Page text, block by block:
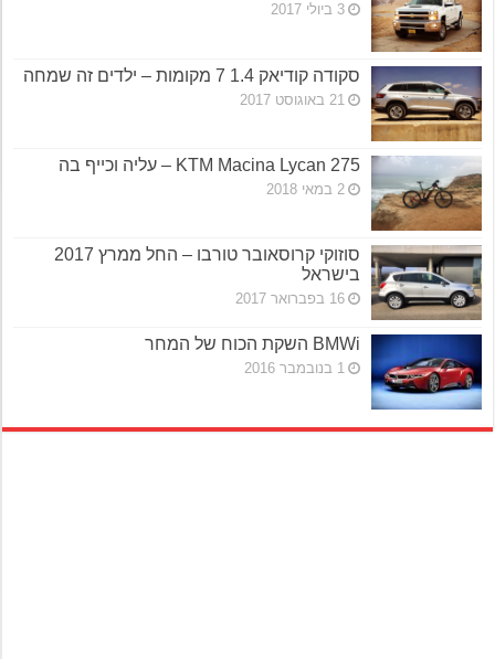
3 ביולי 2017
סקודה קודיאק 1.4 7 מקומות – ילדים זה שמחה
21 באוגוסט 2017
KTM Macina Lycan 275 – עליה וכייף בה
2 במאי 2018
סוזוקי קרוסאובר טורבו – החל ממרץ 2017
בישראל
16 בפברואר 2017
BMWi השקת הכוח של המחר
1 בנובמבר 2016